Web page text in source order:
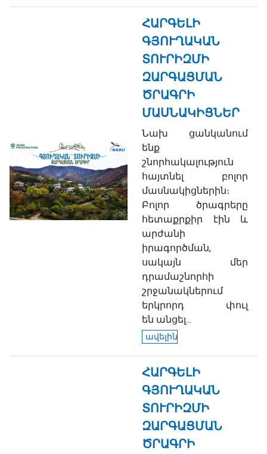
ՀԱՐԳԵԼԻ
ԳՅՈՒՂԱԿԱՆ
ՏՈՒՐԻԶՄԻ
ԶԱՐԳԱՑՄԱՆ
ԾՐԱԳՐԻ
ՄԱՍՆԱԿԻՑՆԵՐ
Նախ ցանկանում
ենք
շնորհակալություն
հայտնել բոլոր
մասնակիցներին։
Բոլոր ծրագրերը
հետաքրքիր էին և
արժանի
իրագործման,
սակայն մեր
դրամաշնորհի
շրջանակներում
երկրորդ փուլ
են անցել...
ավելին
ՀԱՐԳԵԼԻ
ԳՅՈՒՂԱԿԱՆ
ՏՈՒՐԻԶՄԻ
ԶԱՐԳԱՑՄԱՆ
ԾՐԱԳՐԻ